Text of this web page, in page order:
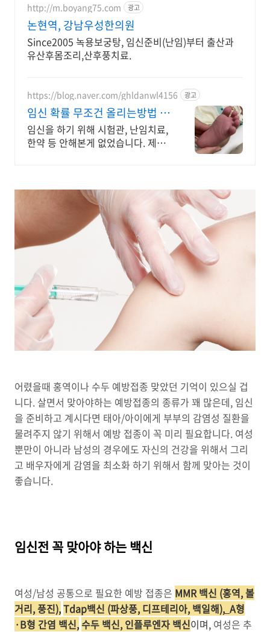
http://m.boyang75.com 광고
논현역, 강남우성한의원
Since2005 녹용보궁탕, 임신준비(난임)부터 출산과
유산후몸조리,산후풍치료.
https://blog.naver.com/ghldanwl4156 광고
임신 확률 무조건 올리는방법 자
연임신 성공했어요
임신을 하기 위해 시험관, 난임치료,
한약 등 안해본게 없었습니다. 제가
어렸을때 홍역이나 수두 예방접종 맞았던 기억이 있으실 겁
니다. 살면서 맞아야하는 예방접종의 종류가 꽤 많은데, 임신
을 준비하고 계시다면 태아/아이에게 부부의 감염성 질환을
물려주지 않기 위해서 예방 접종이 꼭 미리 필요합니다. 여성
뿐만이 아니라 남성의 경우에도 자신의 건강을 위해서 그리
고 배우자에게 감염을 최소화 하기 위해서 함께 맞아는 것이
좋습니다.
임신전 꼭 맞아야 하는 백신
여성/남성 공통으로 필요한 예방 접종은 MMR 백신 (홍역, 볼
거리, 풍진),Tdap백신 (파상풍, 디프테리아, 백일해), A형
·B형 간염 백신,수두 백신, 인플루엔자 백신이며, 여성은 추